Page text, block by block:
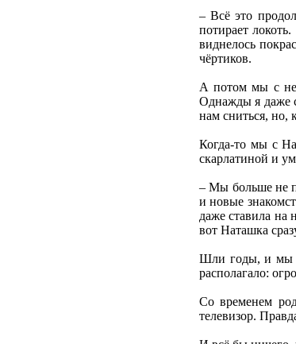
– Всё это
потирает
виднелось
чёртиков.
А потом мы с
Однажды я даже
нам сниться, но,
Когда-то мы с
скарлатиной и
– Мы больше не
и новые
даже ставила на
вот Наташка
Шли годы, и мы
располагало:
Со временем
телевизор.